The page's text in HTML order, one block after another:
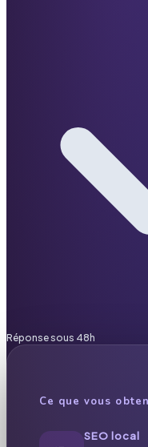
Réponse sous 48h
Ce que vous
SEO local